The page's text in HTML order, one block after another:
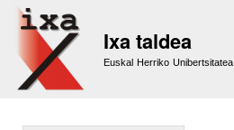
Ixa taldea
Euskal Herriko Unibertsitatea